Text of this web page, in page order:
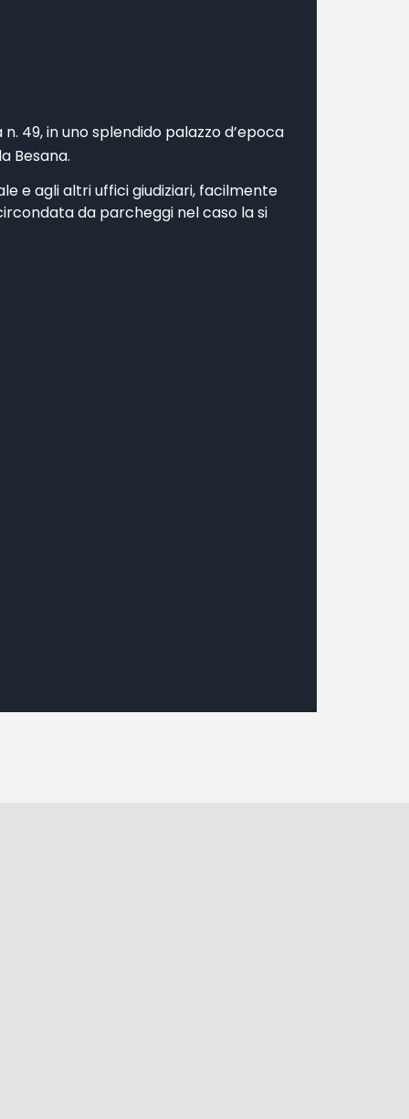
49, in uno splendido palazzo d’epoca
Besana.
e agli altri uffici giudiziari, facilmente
da parcheggi nel caso la si